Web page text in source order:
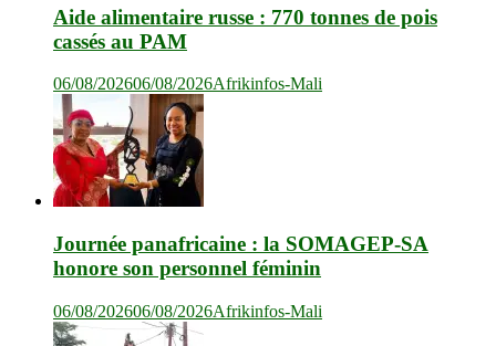
Aide alimentaire russe : 770 tonnes de pois
cassés au PAM
06/08/202606/08/2026Afrikinfos-Mali
Journée panafricaine : la SOMAGEP-SA
honore son personnel féminin
06/08/202606/08/2026Afrikinfos-Mali